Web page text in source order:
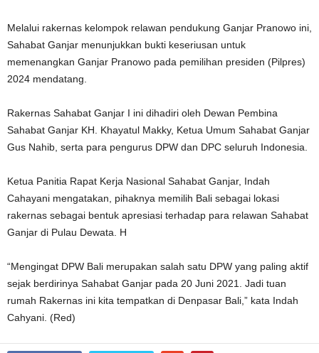
Melalui rakernas kelompok relawan pendukung Ganjar Pranowo ini,
Sahabat Ganjar menunjukkan bukti keseriusan untuk
memenangkan Ganjar Pranowo pada pemilihan presiden (Pilpres)
2024 mendatang.
Rakernas Sahabat Ganjar I ini dihadiri oleh Dewan Pembina
Sahabat Ganjar KH. Khayatul Makky, Ketua Umum Sahabat Ganjar
Gus Nahib, serta para pengurus DPW dan DPC seluruh Indonesia.
Ketua Panitia Rapat Kerja Nasional Sahabat Ganjar, Indah
Cahayani mengatakan, pihaknya memilih Bali sebagai lokasi
rakernas sebagai bentuk apresiasi terhadap para relawan Sahabat
Ganjar di Pulau Dewata. H
“Mengingat DPW Bali merupakan salah satu DPW yang paling aktif
sejak berdirinya Sahabat Ganjar pada 20 Juni 2021. Jadi tuan
rumah Rakernas ini kita tempatkan di Denpasar Bali,” kata Indah
Cahyani. (Red)